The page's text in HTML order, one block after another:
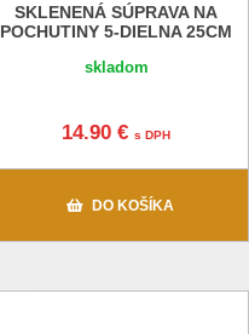
SKLENENÁ SÚPRAVA NA
POCHUTINY 5-DIELNA 25CM
skladom
14.90 €s DPH
DO KOŠÍKA